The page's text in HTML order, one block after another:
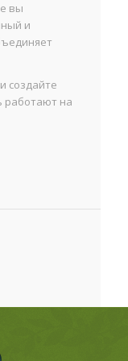
вы
и
создайте
работают на